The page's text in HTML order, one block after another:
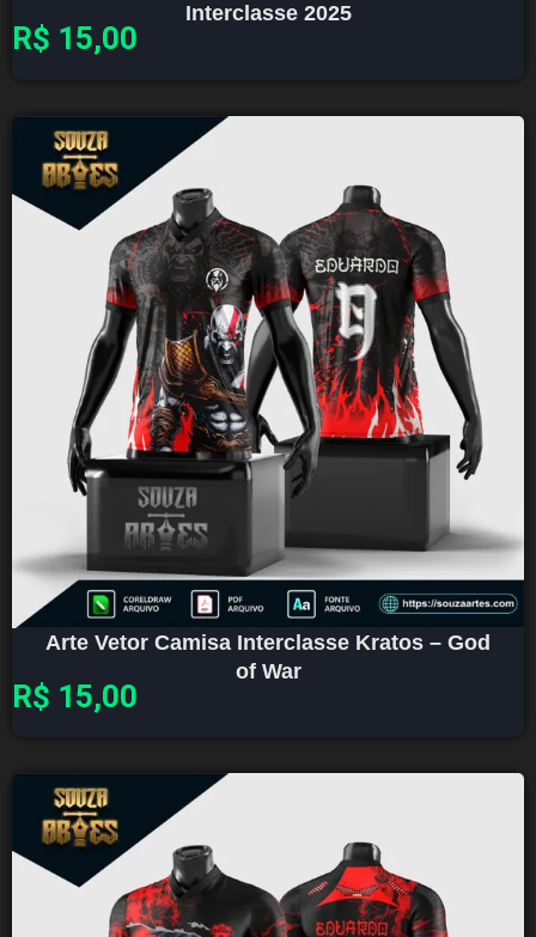
Interclasse 2025
R$ 15,00
Arte Vetor Camisa Interclasse Kratos – God
of War
R$ 15,00